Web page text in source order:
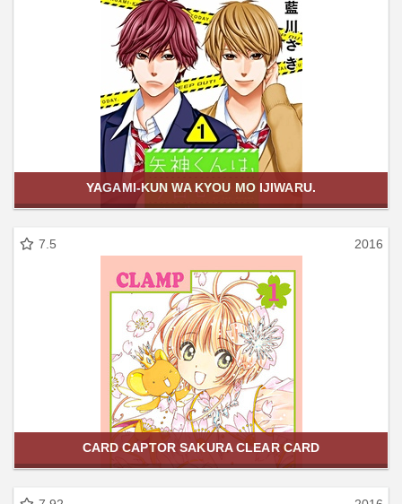
YAGAMI-KUN WA KYOU MO IJIWARU.
7.5 2016
CARD CAPTOR SAKURA CLEAR CARD